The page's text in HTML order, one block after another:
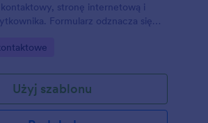
stronę internetową i
Formularz odznacza się
z naszych narzędzi i widżetów,
swoje logo, zdjęcia, czionki oraz
formularz na stronę lub korzystaj z
Użyj szablonu